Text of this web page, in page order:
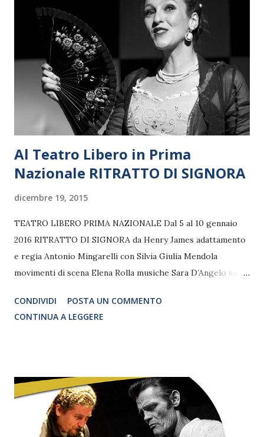
Vincitore di due Tony Awards® e vincitore del Grammy
come Best Musical Show Album nel 2010, AMERICAN IDIOT
ha debuttato al Berkeley Repertory Theatre nel settembre
2009, diventando uno spettacolo di successo acclamato dal
pubblico di Broadway nell'aprile 2010. Alcune delle canzoni
di successo dello spettacolo sono "Boulevard of Broken
Dreams", "21 Guns", "Wake ...
Al Teatro Libero in Prima
Nazionale RITRATTO DI SIGNORA
dicembre 19, 2015
TEATRO LIBERO PRIMA NAZIONALE Dal 5 al 10 gennaio
2016 RITRATTO DI SIGNORA da Henry James adattamento
e regia Antonio Mingarelli con Silvia Giulia Mendola
movimenti di scena Elena Rolla musiche Sara D’Angelo suoni
Plebe e Fondazione Egri-Bianco danza Il 2016 a Teatro
Libero si apre con la prima nazionale di un classico della
Antonio Mingarelli. “Il mio destino è di non arrendermi.” (da
Ritratto di Signora) Una donna al centro del ritratto. L’arte
e la vita che si mescolano. Una delle più impressionanti
CONDIVIDI
POSTA UN COMMENTO
CONTINUA A LEGGERE